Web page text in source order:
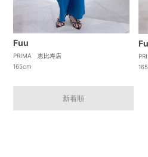
Fuu
PRIMA 恵比寿店
165cm
新着順